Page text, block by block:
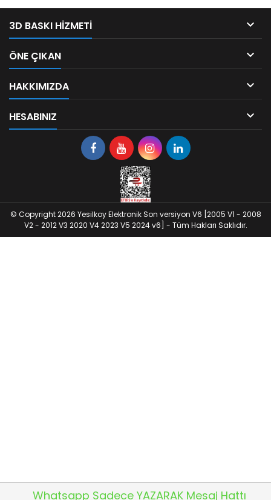
Whatsapp Sadece YAZARAK Mesaj Hattı
3D BASKI HIZMETI 
ÖNE ÇIKAN 
HAKKIMIZDA 
HESABINIZ 
© Copyright 2026 Yesilkoy Elektronik Son versiyon V6 [2005 V1 - 2008
V2 - 2012 V3 2020 V4 2023 V5 2024 v6] - Tüm Hakları Saklıdır.